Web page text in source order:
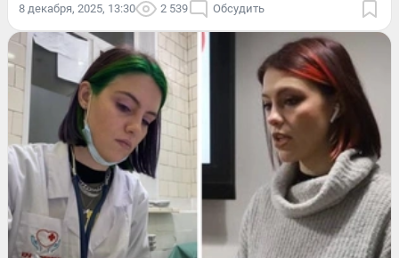
8 декабря, 2025, 13:30 2 539 Обсудить